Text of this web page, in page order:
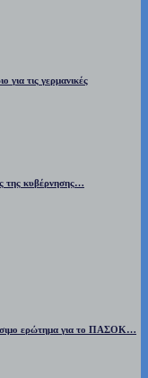
για τις γερμανικές
της κυβέρνησης…
ερώτημα για το ΠΑΣΟΚ…